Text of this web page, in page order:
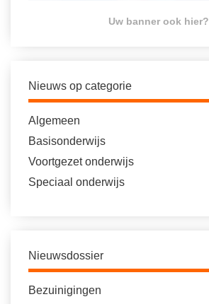
Uw banner ook hier?
Nieuws op categorie
Algemeen
Basisonderwijs
Voortgezet onderwijs
Speciaal onderwijs
Nieuwsdossier
Bezuinigingen